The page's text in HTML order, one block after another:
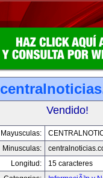
Vendido!
Mayusculas:
Minusculas:
Longitud:
15 caracteres